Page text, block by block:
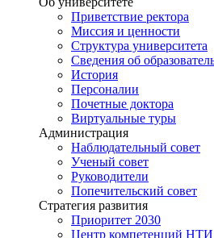
Приветствие ректора
Миссия и ценности
Структура университета
Сведения об
История
Персоналии
Почетные доктора
Виртуальные туры
Администрация
Наблюдательный совет
Ученый совет
Руководители
Попечительский совет
Стратегия развития
Приоритет 2030
Центр компетенций НТИ